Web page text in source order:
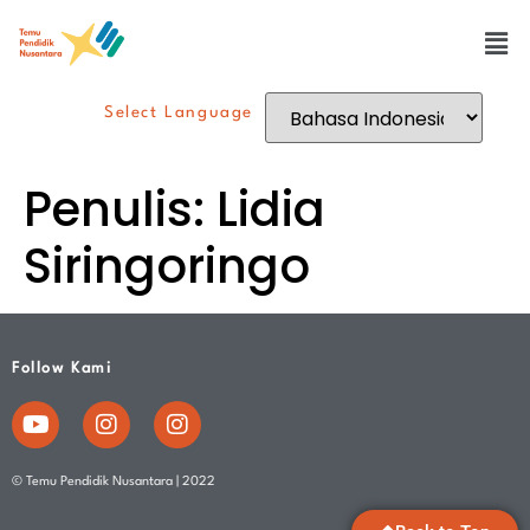
Select Language
Penulis: Lidia
Siringoringo
Follow Kami
© Temu Pendidik Nusantara | 2022